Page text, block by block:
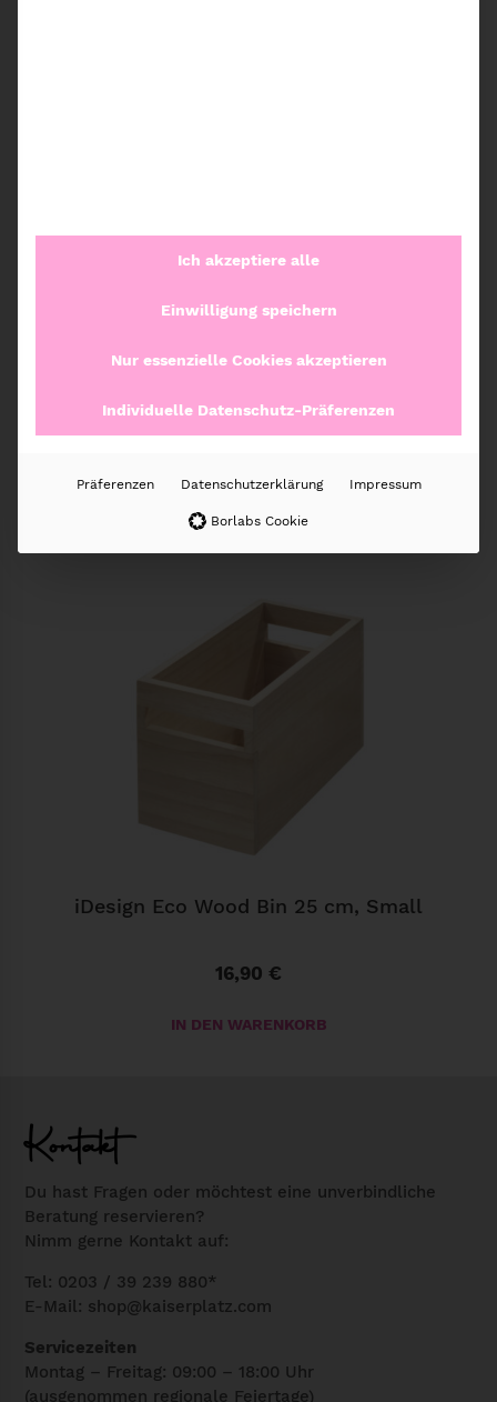
Beschreibung
Rezensionen (0)
Weitere Produkte
iDesign Eco Wood Bin 25 cm, Small
16,90 €
IN DEN WARENKORB
Kontakt
Du hast Fragen oder möchtest eine unverbindliche
Beratung reservieren?
Nimm gerne Kontakt auf:
Tel: 0203 / 39 239 880*
E-Mail: shop@kaiserplatz.com
Servicezeiten
Montag – Freitag: 09:00 – 18:00 Uhr
(ausgenommen regionale Feiertage)
Ich akzeptiere alle
Einwilligung speichern
Nur essenzielle Cookies akzeptieren
Individuelle Datenschutz-Präferenzen
Präferenzen Datenschutzerklärung Impressum
Borlabs Cookie